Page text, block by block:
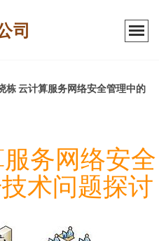
司
栋 云计算服务网络安全管理中的
务网络安全
术问题探讨